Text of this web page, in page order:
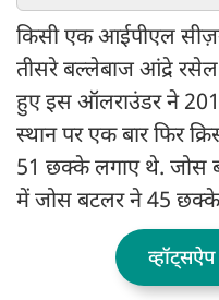
किसी एक आईपीएल
तीसरे बल्लेबाज आंद्रे
हुए इस ऑलराउंडर ने
स्थान पर एक बार फिर
51 छक्के लगाए थे. जोस
में जोस बटलर ने 45